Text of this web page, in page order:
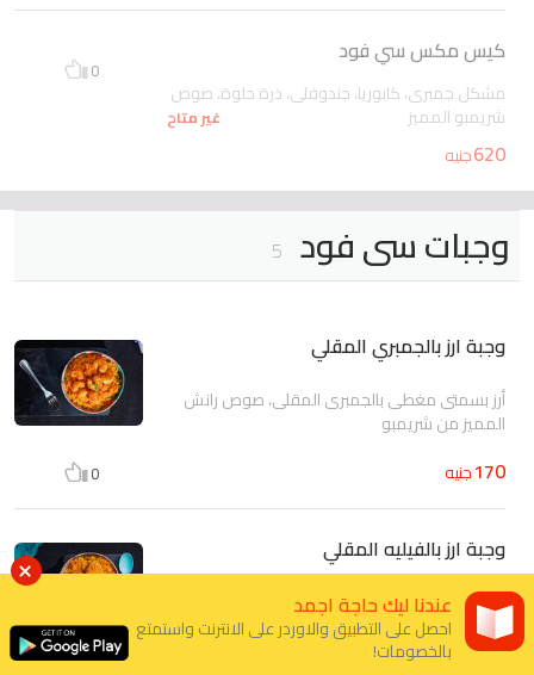
كيس مكس سي فود
مشكل جمبرى، كابوريا، جندوفلى، ذرة حلوة، صوص
شريمبو المميز غير متاح
620جنيه
0
وجبات سى فود 5
وجبة ارز بالجمبري المقلي
أرز بسمتى مغطى بالجمبرى المقلى، صوص رانش
المميز من شريمبو
170جنيه 0
وجبة ارز بالفيليه المقلي
أرز بسمتى مغطى بشرائح فيليه، صوص الرانش
المميز من شريمبو
عندنا ليك حاجة اجمد
احصل على التطبيق والاوردر على الانترنت واستمتع
بالخصومات!